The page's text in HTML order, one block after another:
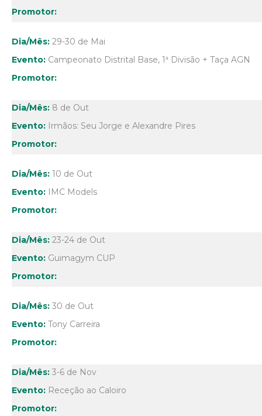
29-30 de Mai
Campeonato Distrital Base, 1ª Divisão + Taça AGN
8 de Out
Irmãos: Seu Jorge e Alexandre Pires
10 de Out
IMC Models
23-24 de Out
Guimagym CUP
30 de Out
Tony Carreira
3-6 de Nov
Receção ao Caloiro